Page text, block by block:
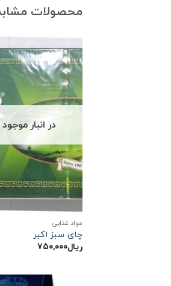
محصولات
در انبار
مواد غذایی
چای سبز اکبر
ریال۷۵۰,۰۰۰